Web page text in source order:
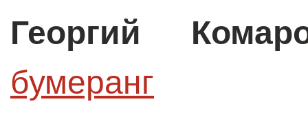
Георгий
бумеранг